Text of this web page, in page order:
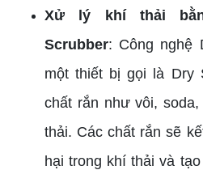
Xử lý khí thải
Scrubber: Công nghệ
một thiết bị gọi là Dry
chất rắn như vôi,
thải. Các chất rắn sẽ
hại trong khí thải và